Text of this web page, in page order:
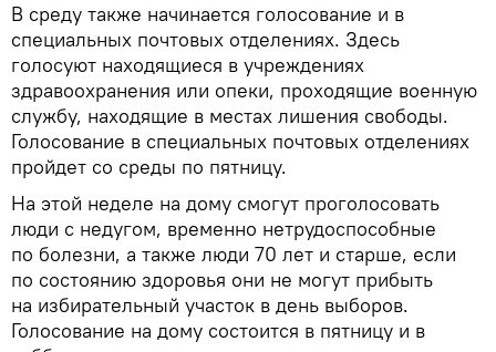
В среду также начинается голосование и в
специальных почтовых отделениях. Здесь
голосуют находящиеся в учреждениях
здравоохранения или опеки, проходящие военную
службу, находящие в местах лишения свободы.
Голосование в специальных почтовых отделениях
пройдет со среды по пятницу.
На этой неделе на дому смогут проголосовать
люди с недугом, временно нетрудоспособные
по болезни, а также люди 70 лет и старше, если
по состоянию здоровья они не могут прибыть
на избирательный участок в день выборов.
Голосование на дому состоится в пятницу и в